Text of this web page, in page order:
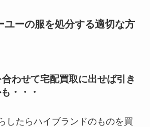
ユーの服を処分する適切な方
わせて宅配買取に出せば引き
・・・
したらハイブランドのものを買